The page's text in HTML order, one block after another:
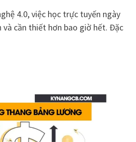
4.0, việc học trực tuyến ngày
và cần thiết hơn bao giờ hết. Đặc